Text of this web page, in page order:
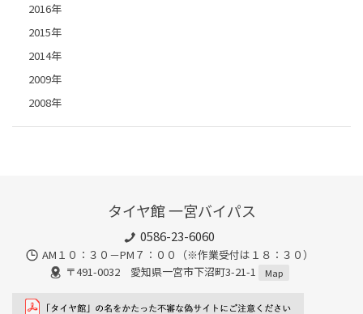
2016年
2015年
2014年
2009年
2008年
タイヤ館 一宮バイパス
0586-23-6060
AM１０：３０－PM７：００（※作業受付は１８：３０）
〒491-0032 愛知県一宮市下沼町3-21-1
Map